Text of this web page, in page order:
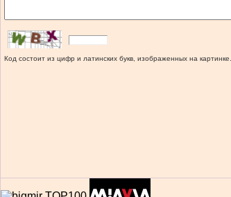
Код состоит из цифр и латинских букв, изображенных на